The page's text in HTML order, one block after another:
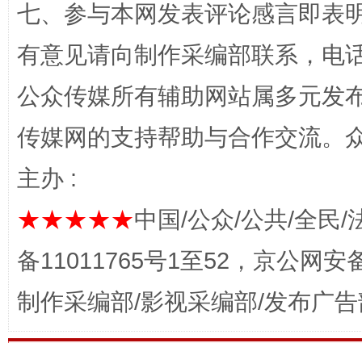
这是一记警钟！ 谢
在谋一域中谋全局
今
七、参与本网发表评论感言即表
有意见请向制作采编部联系，电
公众传媒所有辅助网站属多元发
传媒网的支持帮助与合作交流。
主办 :
★★★★★中国/公众/公共/全民/
备11011765号1至52，京公网安
制作采编部/影视采编部/发布广